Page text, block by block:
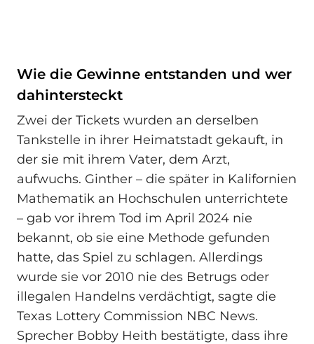
Wie die Gewinne entstanden und wer
dahintersteckt
Zwei der Tickets wurden an derselben
Tankstelle in ihrer Heimatstadt gekauft, in
der sie mit ihrem Vater, dem Arzt,
aufwuchs. Ginther – die später in Kalifornien
Mathematik an Hochschulen unterrichtete
– gab vor ihrem Tod im April 2024 nie
bekannt, ob sie eine Methode gefunden
hatte, das Spiel zu schlagen. Allerdings
wurde sie vor 2010 nie des Betrugs oder
illegalen Handelns verdächtigt, sagte die
Texas Lottery Commission NBC News.
Sprecher Bobby Heith bestätigte, dass ihre